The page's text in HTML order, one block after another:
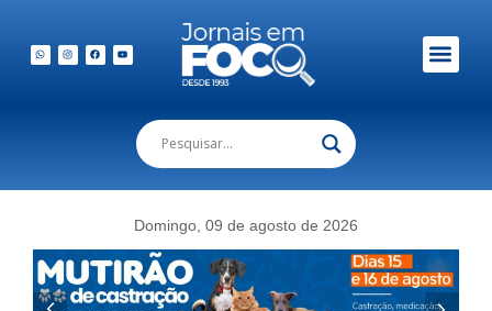
Domingo, 09 de agosto de 2026